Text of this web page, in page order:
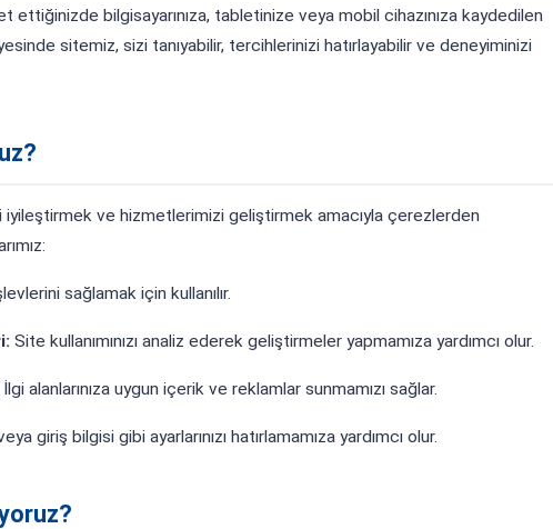
bilgisayarınıza, tabletinize veya mobil cihazınıza kaydedilen
sitemiz, sizi tanıyabilir, tercihlerinizi hatırlayabilir ve deneyiminizi
iyileştirmek ve hizmetlerimizi geliştirmek amacıyla çerezlerden
sağlamak için kullanılır.
Site kullanımınızı analiz ederek geliştirmeler yapmamıza yardımcı olur.
İlgi alanlarınıza uygun içerik ve reklamlar sunmamızı sağlar.
giriş bilgisi gibi ayarlarınızı hatırlamamıza yardımcı olur.